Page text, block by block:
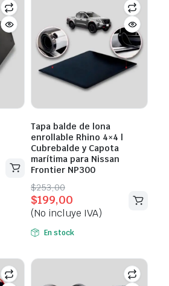
Tapa balde de lona
enrollable Rhino 4×4 |
Cubrebalde y Capota
marítima para Nissan
Frontier NP300
$253,00
Original
price
was:
$253,00.
$199,00
Current
price
is:
$199,00.
(No incluye IVA)
En stock